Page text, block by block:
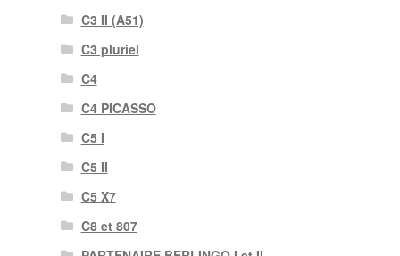
C3 II (A51)
C3 pluriel
C4
C4 PICASSO
C5 I
C5 II
C5 X7
C8 et 807